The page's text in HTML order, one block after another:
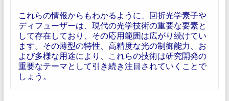
これらの情報からもわかるように、回折光学素子や
ディフューザーは、現代の光学技術の重要な要素と
して存在しており、その応用範囲は広がり続けてい
ます。その薄型の特性、高精度な光の制御能力、お
よび多様な用途により、これらの技術は研究開発の
重要なテーマとして引き続き注目されていくことで
しょう。